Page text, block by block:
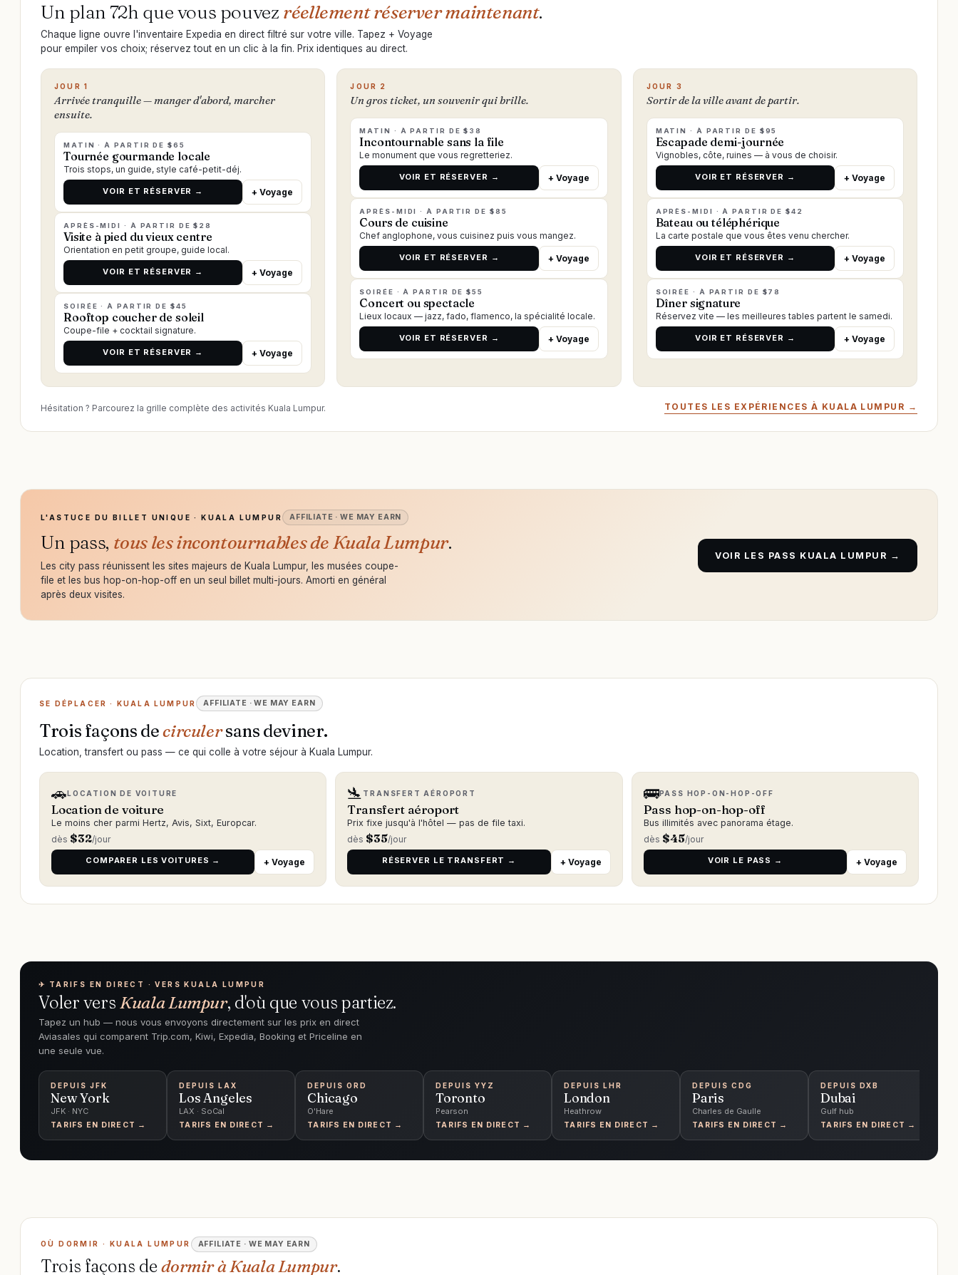
Un plan 72h que vous pouvez réellement réserver maintenant.
Chaque ligne ouvre l'inventaire Expedia en direct filtré sur votre ville. Tapez + Voyage
pour empiler vos choix; réservez tout en un clic à la fin. Prix identiques au direct.
JOUR 1
Arrivée tranquille — manger d'abord, marcher
ensuite.
MATIN · À PARTIR DE $65
Tournée gourmande locale
Trois stops, un guide, style café-petit-déj.
VOIR ET RÉSERVER → + Voyage
APRÈS-MIDI · À PARTIR DE $28
Visite à pied du vieux centre
Orientation en petit groupe, guide local.
VOIR ET RÉSERVER → + Voyage
SOIRÉE · À PARTIR DE $45
Rooftop coucher de soleil
Coupe-file + cocktail signature.
VOIR ET RÉSERVER → + Voyage
JOUR 2
Un gros ticket, un souvenir qui brille.
MATIN · À PARTIR DE $38
Incontournable sans la file
Le monument que vous regretteriez.
VOIR ET RÉSERVER → + Voyage
APRÈS-MIDI · À PARTIR DE $85
Cours de cuisine
Chef anglophone, vous cuisinez puis vous mangez.
VOIR ET RÉSERVER → + Voyage
SOIRÉE · À PARTIR DE $55
Concert ou spectacle
Lieux locaux — jazz, fado, flamenco, la spécialité locale.
VOIR ET RÉSERVER → + Voyage
JOUR 3
Sortir de la ville avant de partir.
MATIN · À PARTIR DE $95
Escapade demi-journée
Vignobles, côte, ruines — à vous de choisir.
VOIR ET RÉSERVER → + Voyage
APRÈS-MIDI · À PARTIR DE $42
Bateau ou téléphérique
La carte postale que vous êtes venu chercher.
VOIR ET RÉSERVER → + Voyage
SOIRÉE · À PARTIR DE $78
Dîner signature
Réservez vite — les meilleures tables partent le samedi.
VOIR ET RÉSERVER → + Voyage
Hésitation ? Parcourez la grille complète des activités Kuala Lumpur. TOUTES LES EXPÉRIENCES À KUALA LUMPUR →
L'ASTUCE DU BILLET UNIQUE · KUALA LUMPUR AFFILIATE · WE MAY EARN
Un pass, tous les incontournables de Kuala Lumpur.
Les city pass réunissent les sites majeurs de Kuala Lumpur, les musées coupe-
file et les bus hop-on-hop-off en un seul billet multi-jours. Amorti en général
après deux visites.
VOIR LES PASS KUALA LUMPUR →
SE DÉPLACER · KUALA LUMPUR AFFILIATE · WE MAY EARN
Trois façons decirculersans deviner.
Location, transfert ou pass — ce qui colle à votre séjour à Kuala Lumpur.
🚗LOCATION DE VOITURE
Location de voiture
Le moins cher parmi Hertz, Avis, Sixt, Europcar.
dès $32/jour
COMPARER LES VOITURES → + Voyage
🛬 TRANSFERT AÉROPORT
Transfert aéroport
Prix fixe jusqu'à l'hôtel — pas de file taxi.
dès $35/jour
RÉSERVER LE TRANSFERT → + Voyage
🚌PASS HOP-ON-HOP-OFF
Pass hop-on-hop-off
Bus illimités avec panorama étage.
dès $45/jour
VOIR LE PASS → + Voyage
✈︎ TARIFS EN DIRECT · VERS KUALA LUMPUR
Voler versKuala Lumpur, d'où que vous partiez.
Tapez un hub — nous vous envoyons directement sur les prix en direct
Aviasales qui comparent Trip.com, Kiwi, Expedia, Booking et Priceline en
une seule vue.
DEPUIS JFK
New York
JFK · NYC
TARIFS EN DIRECT →
DEPUIS LAX
Los Angeles
LAX · SoCal
TARIFS EN DIRECT →
DEPUIS ORD
Chicago
O'Hare
TARIFS EN DIRECT →
DEPUIS YYZ
Toronto
Pearson
TARIFS EN DIRECT →
DEPUIS LHR
London
Heathrow
TARIFS EN DIRECT →
DEPUIS CDG
Paris
Charles de Gaulle
TARIFS EN DIRECT →
DEPUIS DXB
Dubai
Gulf hub
TARIFS EN DIRECT →
OÙ DORMIR · KUALA LUMPUR AFFILIATE · WE MAY EARN
Trois façons dedormir à Kuala Lumpur.